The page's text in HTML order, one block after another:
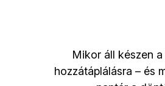
Mikor áll készen a
hozzátáplálásra – és